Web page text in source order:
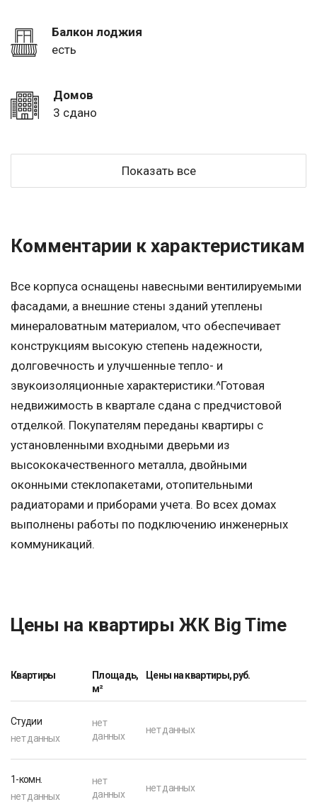
Балкон лоджия
есть
Домов
3 сдано
Показать все
Комментарии к характеристикам
Все корпуса оснащены навесными вентилируемыми
фасадами, а внешние стены зданий утеплены
минераловатным материалом, что обеспечивает
конструкциям высокую степень надежности,
долговечность и улучшенные тепло- и
звукоизоляционные характеристики.^Готовая
недвижимость в квартале сдана с предчистовой
отделкой. Покупателям переданы квартиры с
установленными входными дверьми из
высококачественного металла, двойными
оконными стеклопакетами, отопительными
радиаторами и приборами учета. Во всех домах
выполнены работы по подключению инженерных
коммуникаций.
Цены на квартиры ЖК Big Time
Квартиры
Площадь,
м²
Цены на квартиры, руб.
Студии
нет данных
нет
данных
нет данных
1-комн.
нет данных
нет
данных
нет данных